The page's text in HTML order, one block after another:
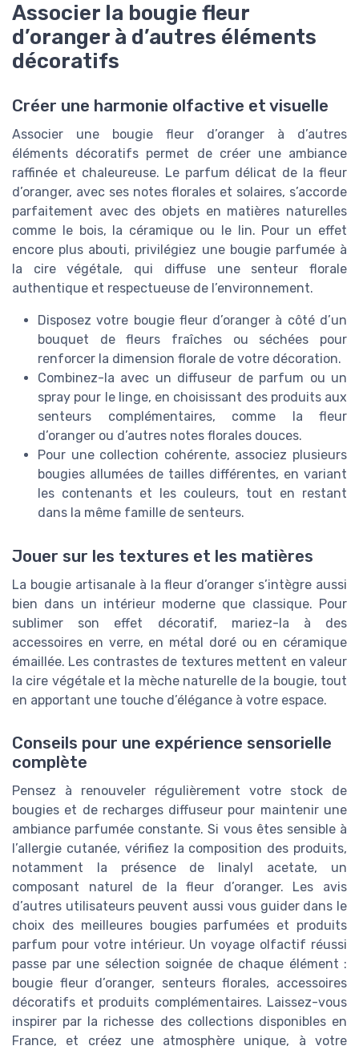
Associer la bougie fleur
d’oranger à d’autres éléments
décoratifs
Créer une harmonie olfactive et visuelle
Associer une bougie fleur d’oranger à d’autres
éléments décoratifs permet de créer une ambiance
raffinée et chaleureuse. Le parfum délicat de la fleur
d’oranger, avec ses notes florales et solaires, s’accorde
parfaitement avec des objets en matières naturelles
comme le bois, la céramique ou le lin. Pour un effet
encore plus abouti, privilégiez une bougie parfumée à
la cire végétale, qui diffuse une senteur florale
authentique et respectueuse de l’environnement.
Disposez votre bougie fleur d’oranger à côté d’un
bouquet de fleurs fraîches ou séchées pour
renforcer la dimension florale de votre décoration.
Combinez-la avec un diffuseur de parfum ou un
spray pour le linge, en choisissant des produits aux
senteurs complémentaires, comme la fleur
d’oranger ou d’autres notes florales douces.
Pour une collection cohérente, associez plusieurs
bougies allumées de tailles différentes, en variant
les contenants et les couleurs, tout en restant
dans la même famille de senteurs.
Jouer sur les textures et les matières
La bougie artisanale à la fleur d’oranger s’intègre aussi
bien dans un intérieur moderne que classique. Pour
sublimer son effet décoratif, mariez-la à des
accessoires en verre, en métal doré ou en céramique
émaillée. Les contrastes de textures mettent en valeur
la cire végétale et la mèche naturelle de la bougie, tout
en apportant une touche d’élégance à votre espace.
Conseils pour une expérience sensorielle
complète
Pensez à renouveler régulièrement votre stock de
bougies et de recharges diffuseur pour maintenir une
ambiance parfumée constante. Si vous êtes sensible à
l’allergie cutanée, vérifiez la composition des produits,
notamment la présence de linalyl acetate, un
composant naturel de la fleur d’oranger. Les avis
d’autres utilisateurs peuvent aussi vous guider dans le
choix des meilleures bougies parfumées et produits
parfum pour votre intérieur. Un voyage olfactif réussi
passe par une sélection soignée de chaque élément :
bougie fleur d’oranger, senteurs florales, accessoires
décoratifs et produits complémentaires. Laissez-vous
inspirer par la richesse des collections disponibles en
France, et créez une atmosphère unique, à votre